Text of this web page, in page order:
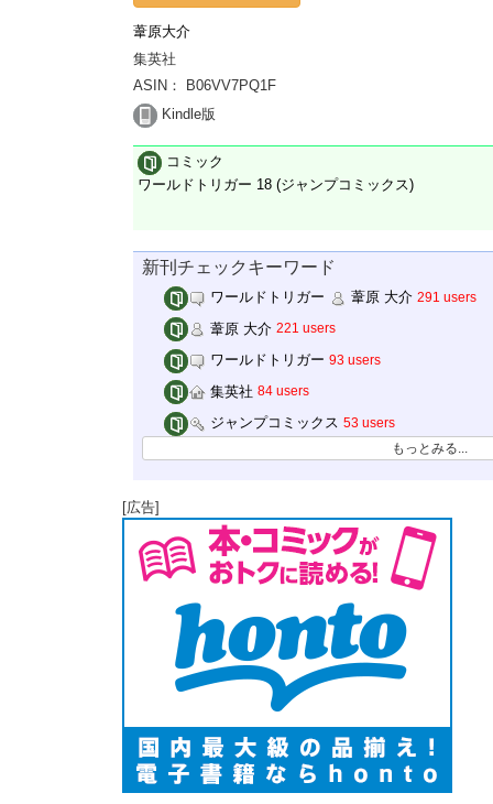
葦原大介
集英社
ASIN： B06VV7PQ1F
Kindle版
コミック
ワールドトリガー 18 (ジャンプコミックス)
新刊チェックキーワード
ワールドトリガー 葦原 大介 291 users
葦原 大介 221 users
ワールドトリガー 93 users
集英社 84 users
ジャンプコミックス 53 users
もっとみる...
[広告]